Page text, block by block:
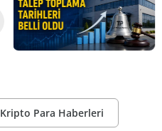
Kripto Para Haberleri